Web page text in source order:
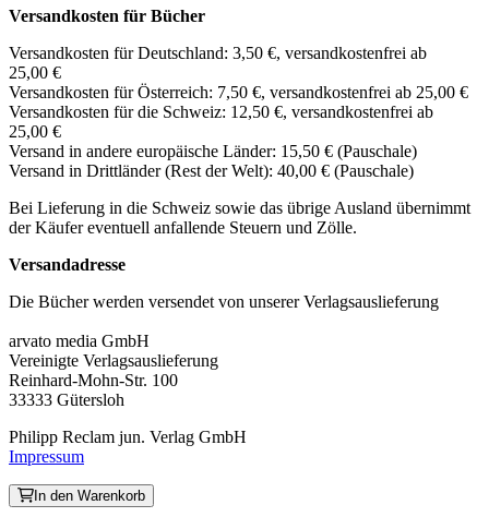
Versandkosten für Bücher
Versandkosten für Deutschland: 3,50 €, versandkostenfrei ab
25,00 €
Versandkosten für Österreich: 7,50 €, versandkostenfrei ab 25,00 €
Versandkosten für die Schweiz: 12,50 €, versandkostenfrei ab
25,00 €
Versand in andere europäische Länder: 15,50 € (Pauschale)
Versand in Drittländer (Rest der Welt): 40,00 € (Pauschale)
Bei Lieferung in die Schweiz sowie das übrige Ausland übernimmt
der Käufer eventuell anfallende Steuern und Zölle.
Versandadresse
Die Bücher werden versendet von unserer Verlagsauslieferung
arvato media GmbH
Vereinigte Verlagsauslieferung
Reinhard-Mohn-Str. 100
33333 Gütersloh
Philipp Reclam jun. Verlag GmbH
Impressum
In den Warenkorb